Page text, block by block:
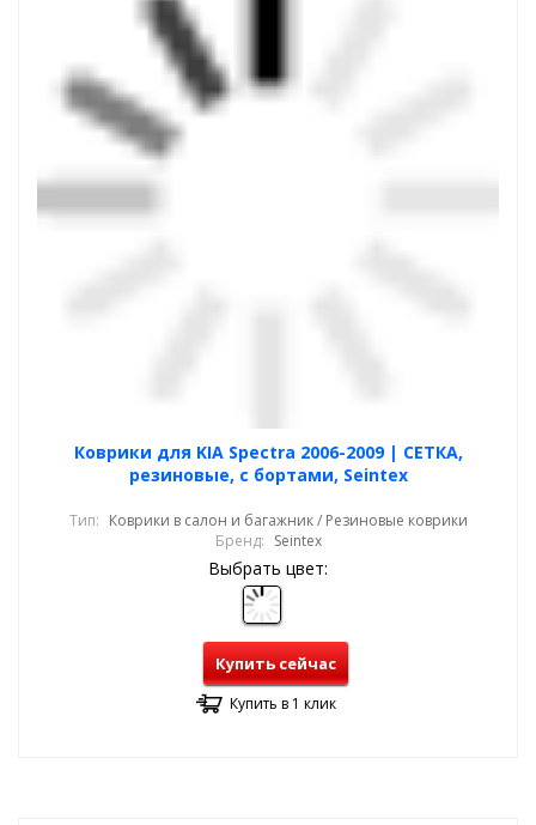
Коврики для KIA Spectra 2006-2009 | СЕТКА,
резиновые, с бортами, Seintex
Тип: Коврики в салон и багажник / Резиновые коврики
Бренд: Seintex
Выбрать цвет:
Купить сейчас
Купить в 1 клик